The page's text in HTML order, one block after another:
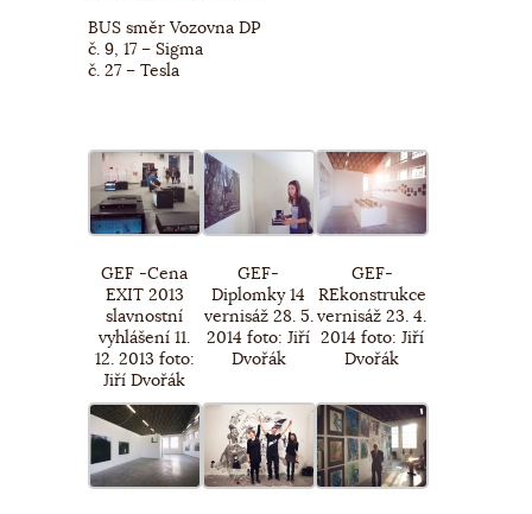
BUS směr Vozovna DP
č. 9, 17 – Sigma
č. 27 – Tesla
GEF -Cena
EXIT 2013
slavnostní
vyhlášení 11.
12. 2013 foto:
Jiří Dvořák
GEF-
Diplomky 14
vernisáž 28. 5.
2014 foto: Jiří
Dvořák
GEF-
REkonstrukce
vernisáž 23. 4.
2014 foto: Jiří
Dvořák